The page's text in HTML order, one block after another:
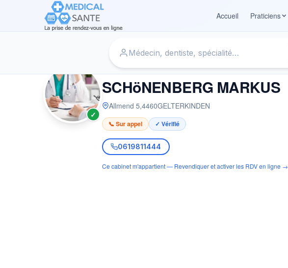
Accueil
Praticiens
✓
MÉDECIN
SCHöNENBERG MARKUS
Allmend 5,4460GELTERKINDEN
📞 Sur appel ✓ Vérifié
0619811444
Ce cabinet m'appartient — Revendiquer et activer les RDV en ligne →